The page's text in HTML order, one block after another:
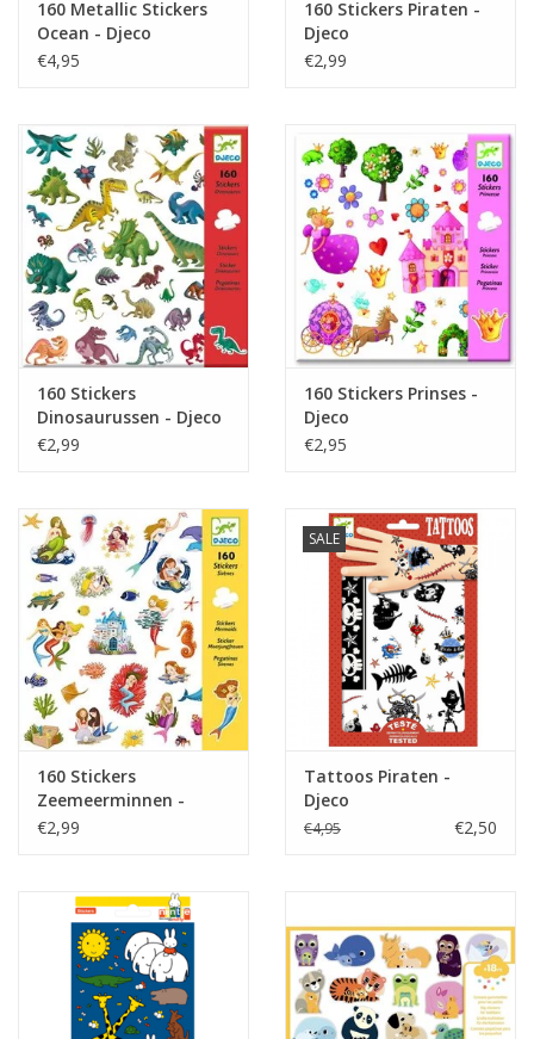
160 Metallic Stickers
Ocean - Djeco
€4,95
160 Stickers Piraten -
Djeco
€2,99
160 Stickers
Dinosaurussen - Djeco
€2,99
160 Stickers Prinses -
Djeco
€2,95
160 Stickers
Zeemeerminnen -
Djeco
€2,99
SALE
Tattoos Piraten -
Djeco
€4,95 €2,50